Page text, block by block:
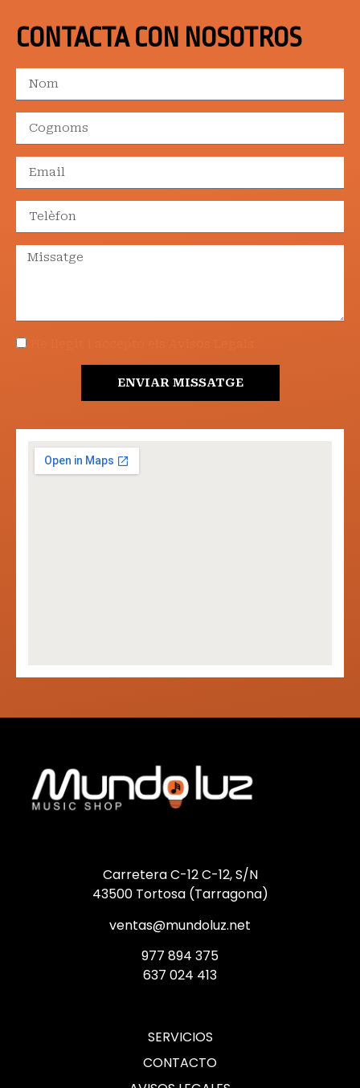
CONTACTA CON NOSOTROS
ENVIAR MISSATGE
Carretera C-12 C-12, S/N
43500 Tortosa (Tarragona)
ventas@mundoluz.net
977 894 375
637 024 413
SERVICIOS
CONTACTO